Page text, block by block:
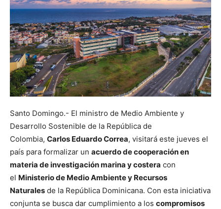
Santo Domingo.- El ministro de Medio Ambiente y
Desarrollo Sostenible de la República de
Colombia, Carlos Eduardo Correa, visitará este jueves el
país para formalizar un acuerdo de cooperación en
materia de investigación marina y costera con
el Ministerio de Medio Ambiente y Recursos
Naturales de la República Dominicana. Con esta iniciativa
conjunta se busca dar cumplimiento a los compromisos